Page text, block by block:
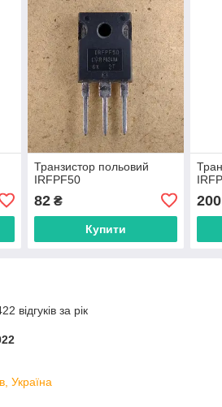
Транзистор польовий
IRFPF50
82₴
Купити
200
відгуків за рік
Україна